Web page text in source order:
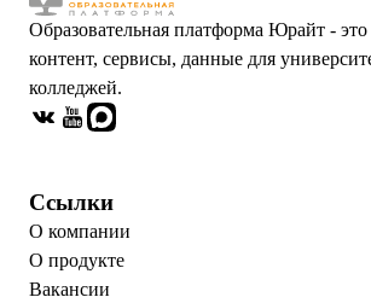
Образовательная платформа Юрайт -
контент, сервисы, данные для
колледжей.
Ссылки
О компании
О продукте
Вакансии